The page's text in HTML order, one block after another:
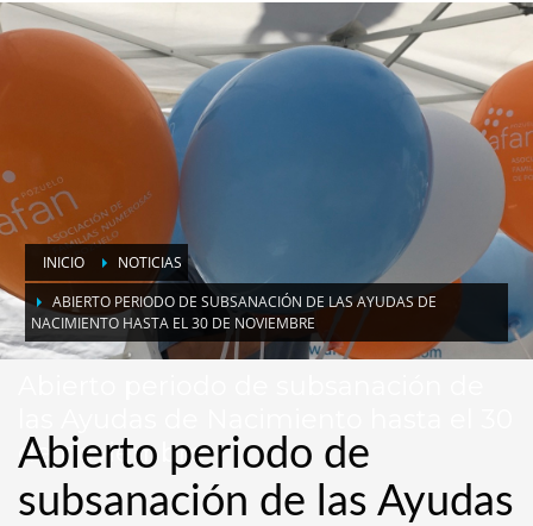
INICIO
NOTICIAS
ABIERTO PERIODO DE SUBSANACIÓN DE LAS AYUDAS DE
NACIMIENTO HASTA EL 30 DE NOVIEMBRE
de noviembre
Abierto periodo de
subsanación de las Ayudas